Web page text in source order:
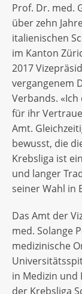
Prof. Dr. med.
über zehn
italienischen
im Kanton
2017
vergangenem
Verbands.
für ihr
Amt.
bewusst, die
Krebsliga ist
und langer
seiner Wahl in
Das Amt der
med. Solange
medizinische
in Medizin und
der Krebsliga